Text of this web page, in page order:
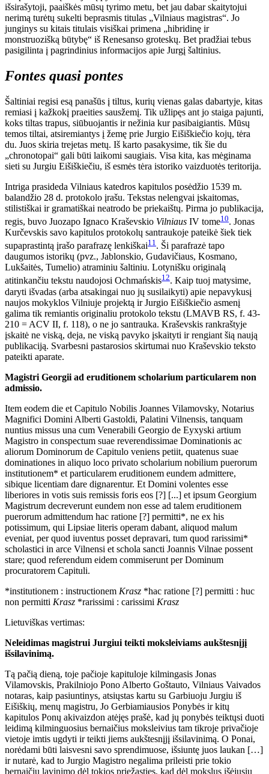
išsirašytoji, paaiškės mūsų tyrimo metu, bet jau dabar skaitytojui
nerimą turėtų sukelti beprasmis titulas „Vilniaus magistras“. Jo
junginys su kitais titulais visiškai primena „hibridinę ir
monstruozišką būtybę“ iš Renesanso groteskų. Bet pradžiai tebus
pasigilinta į pagrindinius informacijos apie Jurgį šaltinius.
Fontes quasi pontes
Šaltiniai regisi esą panašūs į tiltus, kurių vienas galas dabartyje, kitas
remiasi į kažkokį praeities sausžemį. Tik užlipęs ant jo staiga pajunti,
koks tiltas trapus, siūbuojantis ir nežinia kur pasibaigiantis. Mūsų
temos tiltai, atsiremiantys į žemę prie Jurgio Eišiškiečio kojų, tėra
du. Juos skiria trejetas metų. Iš karto pasakysime, tik šie du
„chronotopai“ gali būti laikomi saugiais. Visa kita, kas mėginama
sieti su Jurgiu Eišiškiečiu, iš esmės tėra istoriko vaizduotės teritorija.
Intriga prasideda Vilniaus katedros kapitulos posėdžio 1539 m.
balandžio 28 d. protokolo įrašu. Tekstas nelengvai įskaitomas,
stilistiškai ir gramatiškai neatrodo be priekaištų. Pirma jo publikacija,
regis, buvo Juozapo Ignaco Kraševskio Vilniaus IV tome10. Jonas
Kurčevskis savo kapitulos protokolų santraukoje pateikė šiek tiek
supaprastintą įrašo parafrazę lenkiškai11 . Ši parafrazė tapo
daugumos istorikų (pvz., Jablonskio, Gudavičiaus, Kosmano,
Lukšaitės, Tumelio) atraminiu šaltiniu. Lotynišku originalą
atitinkančiu tekstu naudojosi Ochmańskis12. Kaip tuoj matysime,
daryti išvadas (arba atsakingai nuo jų susilaikyti) apie nepavykusį
naujos mokyklos Vilniuje projektą ir Jurgio Eišiškiečio asmenį
galima tik remiantis originaliu protokolo tekstu (LMAVB RS, f. 43-
210 = ACV II, f. 118), o ne jo santrauka. Kraševskis rankraštyje
įskaitė ne viską, deja, ne viską pavyko įskaityti ir rengiant šią naują
publikaciją. Svarbesni pastarosios skirtumai nuo Kraševskio teksto
pateikti aparate.
Magistri Georgii ad eruditionem scholarium particularem non
admissio.
Item eodem die et Capitulo Nobilis Joannes Vilamovsky, Notarius
Magnifici Domini Alberti Gastoldi, Palatini Vilnensis, tanquam
nuntius missus una cum Venerabili Georgio de Eyxyski artium
Magistro in conspectum suae reverendissimae Dominationis ac
aliorum Dominorum de Capitulo veniens petiit, quatenus suae
dominationes in aliquo loco privato scholarium nobilium puerorum
institutionem* et particularem eruditionem eundem admittere,
sibique licentiam dare dignarentur. Et Domini volentes esse
liberiores in votis suis remissis foris eos [?] [...] et ipsum Georgium
Magistrum decreverunt eundem non esse ad talem eruditionem
puerorum admittendum hac ratione [?] permitti*, ne ex his
potissimum, qui Lipsiae literis operam dabant, aliquod malum
eveniat, per quod iuventus posset depravari, tum quod rarissimi*
scholastici in arce Vilnensi et schola sancti Joannis Vilnae possent
stare; quod referendum eidem commiserunt per Dominum
procuratorem Capituli.
*institutionem : instructionem Krasz *hac ratione [?] permitti : huc
non permitti Krasz *rarissimi : carissimi Krasz
Lietuviškas vertimas:
Neleidimas magistrui Jurgiui teikti moksleiviams aukštesnįjį
išsilavinimą.
Tą pačią dieną, toje pačioje kapituloje kilmingasis Jonas
Vilamovskis, Prakilniojo Pono Alberto Goštauto, Vilniaus Vaivados
notaras, kaip pasiuntinys, atsiųstas kartu su Garbiuoju Jurgiu iš
Eišiškių, menų magistru, Jo Gerbiamiausios Ponybės ir kitų
kapitulos Ponų akivaizdon atėjęs prašė, kad jų ponybės teiktųsi duoti
leidimą kilminguosius bernaičius moksleivius tam tikroje privačioje
vietoje imtis ugdyti ir teikti jiems aukštesnįjį išsilavinimą. O Ponai,
norėdami būti laisvesni savo sprendimuose, išsiuntę juos laukan […]
ir nutarė, kad to Jurgio Magistro negalima prileisti prie tokio
bernaičių lavinimo dėl tokios priežasties, kad dėl mokslus išėjusių